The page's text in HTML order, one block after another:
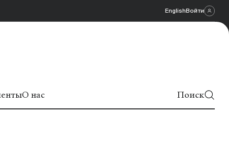
EnglishВойти
О нас Поиск